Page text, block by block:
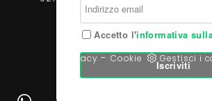
d'Azzano (Verona)
Privacy-Cookie Gestisci i
Accetto l'informativa
Iscriviti